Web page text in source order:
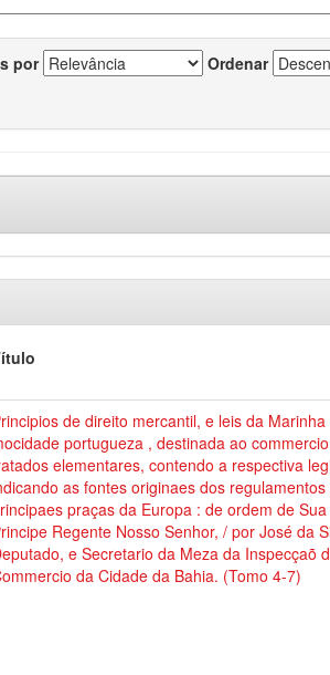
por Ordenar
de direito mercantil, e leis da
portugueza , destinada ao
elementares, contendo a respectiva
as fontes originaes dos
praças da Europa : de ordem de
Regente Nosso Senhor, / por José da
e Secretario da Meza da Inspecçaõ
da Cidade da Bahia. (Tomo 4-7)